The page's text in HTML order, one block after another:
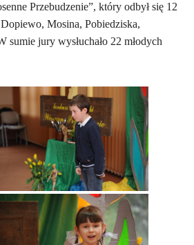
Przebudzenie”, który odbył się 12
Mosina, Pobiedziska,
jury wysłuchało 22 młodych